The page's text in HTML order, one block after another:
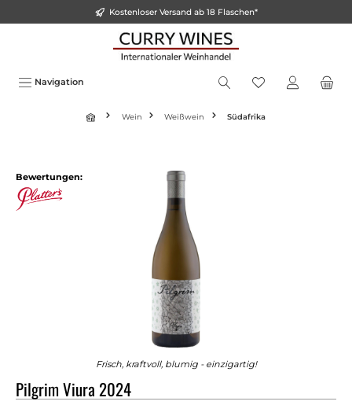
Kostenloser Versand ab 18 Flaschen*
Navigation
Wein Weißwein Südafrika
Bewertungen:
Frisch, kraftvoll, blumig - einzigartig!
Pilgrim Viura 2024